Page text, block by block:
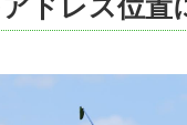
ドレス位置